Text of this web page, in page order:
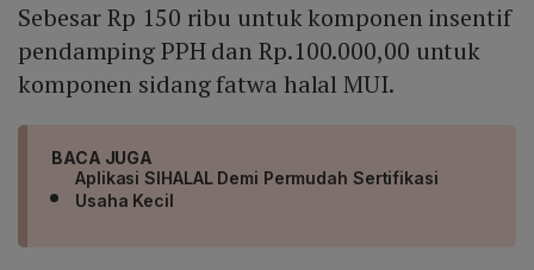
Sebesar Rp 150 ribu untuk komponen insentif
pendamping PPH dan Rp.100.000,00 untuk
komponen sidang fatwa halal MUI.
BACA JUGA
Aplikasi SIHALAL Demi Permudah Sertifikasi
Usaha Kecil